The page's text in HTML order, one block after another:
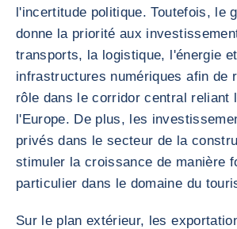
l'incertitude politique. Toutefois, le
donne la priorité aux
transports, la logistique, l'énergie
infrastructures numériques afin de
rôle dans le corridor central reliant
l'Europe. De plus, les
privés dans le secteur de la
stimuler la croissance de manière
particulier dans le domaine du
Sur le plan extérieur, les